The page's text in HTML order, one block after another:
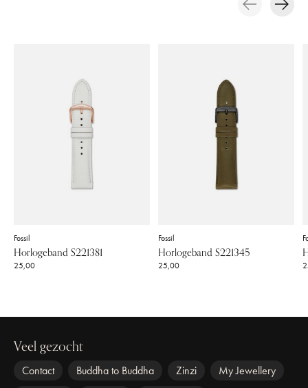
Fossil
Horlogeband S221381
25,00
Fossil
Horlogeband S221345
25,00
Veel gezocht
Contact Buddha to Buddha Zinzi
My Jewellery